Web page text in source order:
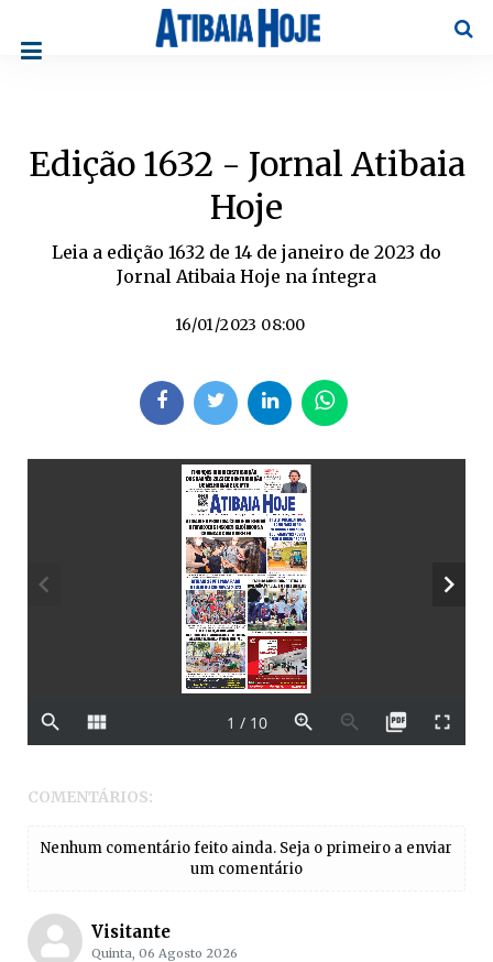
Edição 1632 - Jornal Atibaia
Hoje
Leia a edição 1632 de 14 de janeiro de 2023 do
Jornal Atibaia Hoje na íntegra
16/01/2023 08:00
COMENTÁRIOS:
Nenhum comentário feito ainda. Seja o primeiro a enviar
um comentário
Visitante
Quinta, 06 Agosto 2026